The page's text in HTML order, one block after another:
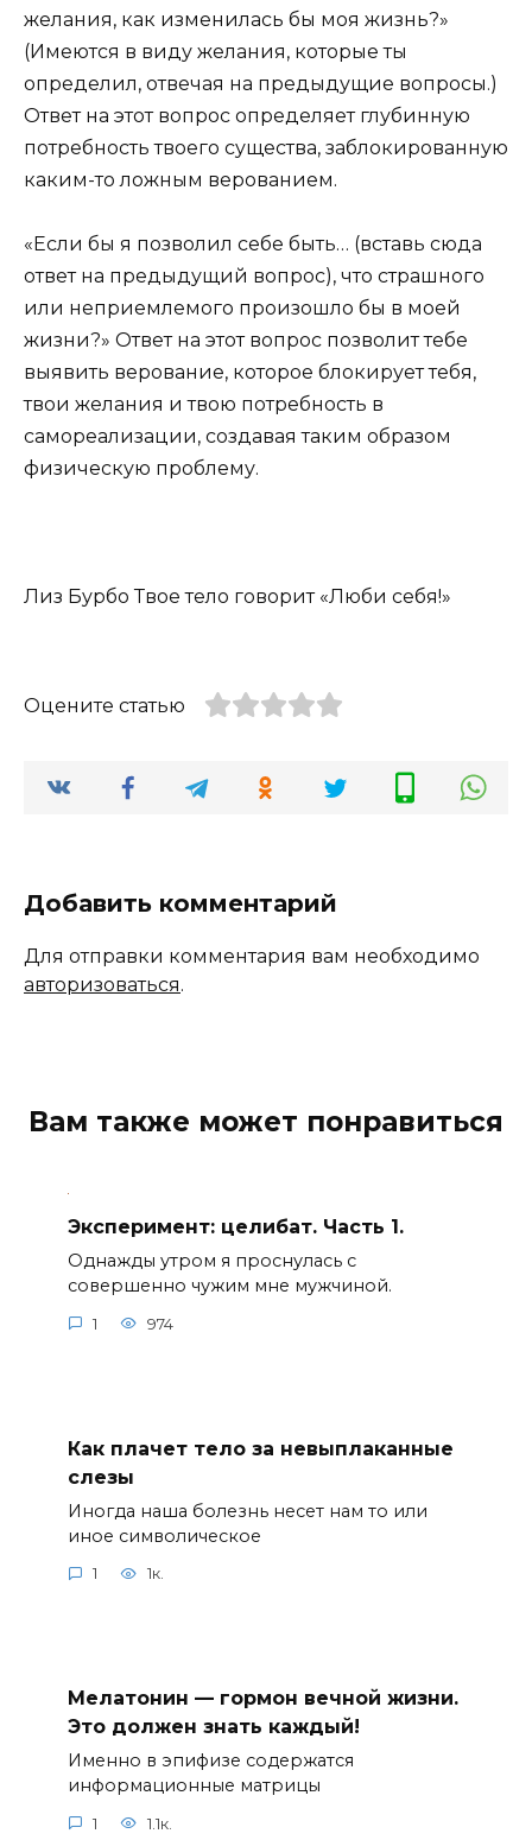
желания, как изменилась бы моя жизнь?»
(Имеются в виду желания, которые ты
определил, отвечая на предыдущие вопросы.)
Ответ на этот вопрос определяет глубинную
потребность твоего существа, заблокированную
каким-то ложным верованием.
«Если бы я позволил себе быть… (вставь сюда
ответ на предыдущий вопрос), что страшного
или неприемлемого произошло бы в моей
жизни?» Ответ на этот вопрос позволит тебе
выявить верование, которое блокирует тебя,
твои желания и твою потребность в
самореализации, создавая таким образом
физическую проблему.
Лиз Бурбо Твое тело говорит «Люби себя!»
Оцените статью
Добавить комментарий
Для отправки комментария вам необходимо
авторизоваться.
Вам также может понравиться
Эксперимент: целибат. Часть 1.
Однажды утром я проснулась с
совершенно чужим мне мужчиной.
1 974
Как плачет тело за невыплаканные
слезы
Иногда наша болезнь несет нам то или
иное символическое
1 1к.
Мелатонин — гормон вечной жизни.
Это должен знать каждый!
Именно в эпифизе содержатся
информационные матрицы
1 1.1к.